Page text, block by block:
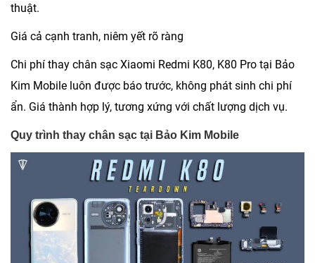
thuật.
Giá cả cạnh tranh, niêm yết rõ ràng
Chi phí thay chân sạc Xiaomi Redmi K80, K80 Pro tại Bảo
Kim Mobile luôn được báo trước, không phát sinh chi phí
ẩn. Giá thành hợp lý, tương xứng với chất lượng dịch vụ.
Quy trình thay chân sạc tại Bảo Kim Mobile